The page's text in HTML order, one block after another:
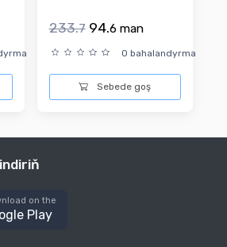
233.7 94.6 man
0 bahalandyrma
Sebede goş
on the
Play